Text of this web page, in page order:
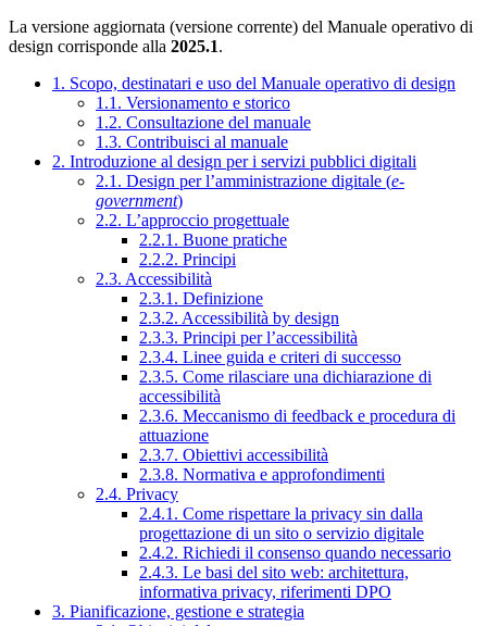
La versione aggiornata (versione corrente) del Manuale operativo di
design corrisponde alla 2025.1.
1. Scopo, destinatari e uso del Manuale operativo di design
1.1. Versionamento e storico
1.2. Consultazione del manuale
1.3. Contribuisci al manuale
2. Introduzione al design per i servizi pubblici digitali
2.1. Design per l’amministrazione digitale (e-
government)
2.2. L’approccio progettuale
2.2.1. Buone pratiche
2.2.2. Principi
2.3. Accessibilità
2.3.1. Definizione
2.3.2. Accessibilità by design
2.3.3. Principi per l’accessibilità
2.3.4. Linee guida e criteri di successo
2.3.5. Come rilasciare una dichiarazione di
accessibilità
2.3.6. Meccanismo di feedback e procedura di
attuazione
2.3.7. Obiettivi accessibilità
2.3.8. Normativa e approfondimenti
2.4. Privacy
2.4.1. Come rispettare la privacy sin dalla
progettazione di un sito o servizio digitale
2.4.2. Richiedi il consenso quando necessario
2.4.3. Le basi del sito web: architettura,
informativa privacy, riferimenti DPO
3. Pianificazione, gestione e strategia